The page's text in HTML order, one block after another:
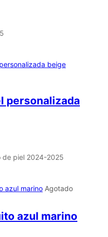
personalizada
de piel 2024-2025
Agotado
azul marino